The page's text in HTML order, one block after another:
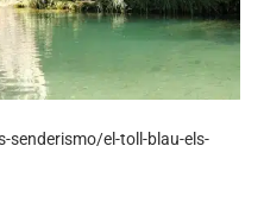
el-toll-blau-els-